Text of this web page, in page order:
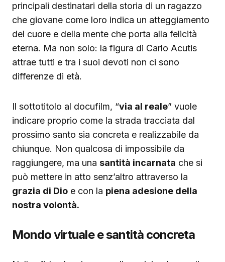
principali destinatari della storia di un ragazzo
che giovane come loro indica un atteggiamento
del cuore e della mente che porta alla felicità
eterna. Ma non solo: la figura di Carlo Acutis
attrae tutti e tra i suoi devoti non ci sono
differenze di età.
Il sottotitolo al docufilm, “via al reale” vuole
indicare proprio come la strada tracciata dal
prossimo santo sia concreta e realizzabile da
chiunque. Non qualcosa di impossibile da
raggiungere, ma una santità incarnata che si
può mettere in atto senz’altro attraverso la
grazia di Dio e con la piena adesione della
nostra volontà.
Mondo virtuale e santità concreta